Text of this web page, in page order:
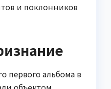
и поклонников
первого альбома в